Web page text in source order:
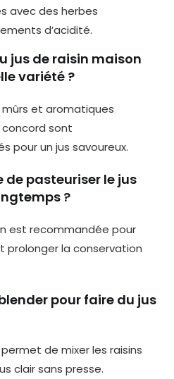
avec des herbes
d’acidité.
jus de raisin maison
variété ?
mûrs et aromatiques
sont
pour un jus savoureux.
pasteuriser le jus
?
est recommandée pour
la conservation
pour faire du jus
de mixer les raisins
clair sans presse.